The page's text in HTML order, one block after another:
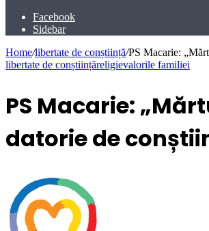
Facebook
Sidebar
Home/libertate de conștiință/PS Macarie:
libertate de conștiințăreligievalorile familiei
PS Macarie:
datorie de